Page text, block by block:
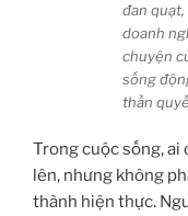
đan
doanh
chuyện
sống
thần
Trong cuộc sống, ai
lên, nhưng không
thành hiện thực.